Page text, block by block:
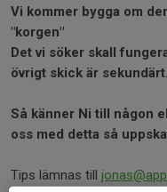
Vi kommer bygga om
"korgen"
Det vi söker skall
övrigt skick är sekundärt.
Så känner Ni till någon
oss med detta så
Tips lämnas till